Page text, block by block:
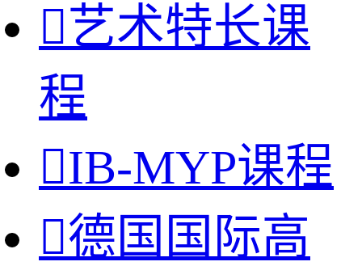
艺术特长课
程
IB-MYP课程
德国国际高